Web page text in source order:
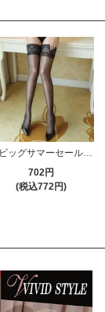
【ビッグサマーセール対象品】ストッキング(STOCKING) 184bk
702円
(税込772円)